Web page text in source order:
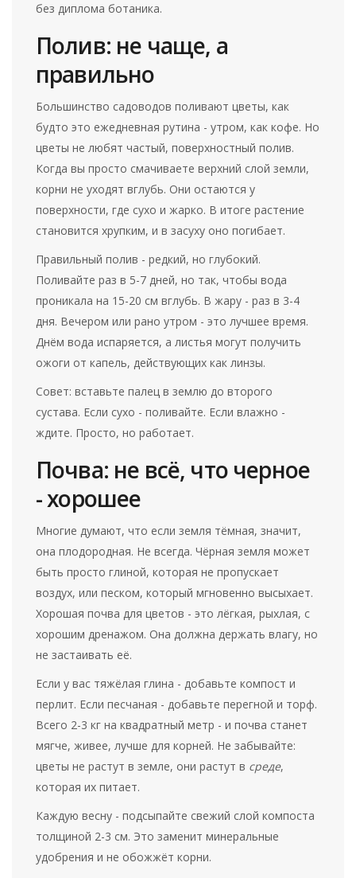
без диплома ботаника.
Полив: не чаще, а
правильно
Большинство садоводов поливают цветы, как
будто это ежедневная рутина - утром, как кофе. Но
цветы не любят частый, поверхностный полив.
Когда вы просто смачиваете верхний слой земли,
корни не уходят вглубь. Они остаются у
поверхности, где сухо и жарко. В итоге растение
становится хрупким, и в засуху оно погибает.
Правильный полив - редкий, но глубокий.
Поливайте раз в 5-7 дней, но так, чтобы вода
проникала на 15-20 см вглубь. В жару - раз в 3-4
дня. Вечером или рано утром - это лучшее время.
Днём вода испаряется, а листья могут получить
ожоги от капель, действующих как линзы.
Совет: вставьте палец в землю до второго
сустава. Если сухо - поливайте. Если влажно -
ждите. Просто, но работает.
Почва: не всё, что черное
- хорошее
Многие думают, что если земля тёмная, значит,
она плодородная. Не всегда. Чёрная земля может
быть просто глиной, которая не пропускает
воздух, или песком, который мгновенно высыхает.
Хорошая почва для цветов - это лёгкая, рыхлая, с
хорошим дренажом. Она должна держать влагу, но
не застаивать её.
Если у вас тяжёлая глина - добавьте компост и
перлит. Если песчаная - добавьте перегной и торф.
Всего 2-3 кг на квадратный метр - и почва станет
мягче, живее, лучше для корней. Не забывайте:
цветы не растут в земле, они растут в среде,
которая их питает.
Каждую весну - подсыпайте свежий слой компоста
толщиной 2-3 см. Это заменит минеральные
удобрения и не обожжёт корни.